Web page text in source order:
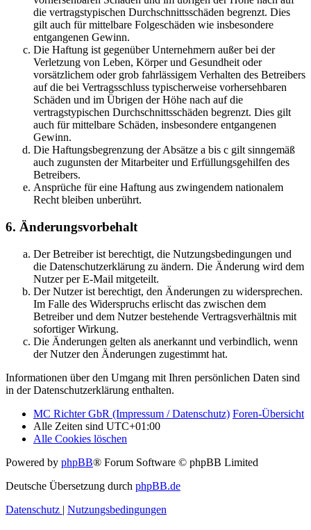
die vertragstypischen Durchschnittsschäden begrenzt. Dies
gilt auch für mittelbare Folgeschäden wie insbesondere
entgangenen Gewinn.
Die Haftung ist gegenüber Unternehmern außer bei der
Verletzung von Leben, Körper und Gesundheit oder
vorsätzlichem oder grob fahrlässigem Verhalten des Betreibers
auf die bei Vertragsschluss typischerweise vorhersehbaren
Schäden und im Übrigen der Höhe nach auf die
vertragstypischen Durchschnittsschäden begrenzt. Dies gilt
auch für mittelbare Schäden, insbesondere entgangenen
Gewinn.
Die Haftungsbegrenzung der Absätze a bis c gilt sinngemäß
auch zugunsten der Mitarbeiter und Erfüllungsgehilfen des
Betreibers.
Ansprüche für eine Haftung aus zwingendem nationalem
Recht bleiben unberührt.
6. Änderungsvorbehalt
Der Betreiber ist berechtigt, die Nutzungsbedingungen und
die Datenschutzerklärung zu ändern. Die Änderung wird dem
Nutzer per E-Mail mitgeteilt.
Der Nutzer ist berechtigt, den Änderungen zu widersprechen.
Im Falle des Widerspruchs erlischt das zwischen dem
Betreiber und dem Nutzer bestehende Vertragsverhältnis mit
sofortiger Wirkung.
Die Änderungen gelten als anerkannt und verbindlich, wenn
der Nutzer den Änderungen zugestimmt hat.
Informationen über den Umgang mit Ihren persönlichen Daten sind
in der Datenschutzerklärung enthalten.
MC Richter GbR (Impressum / Datenschutz) Foren-Übersicht
Alle Zeiten sind UTC+01:00
Alle Cookies löschen
Powered by phpBB® Forum Software © phpBB Limited
Deutsche Übersetzung durch phpBB.de
Datenschutz | Nutzungsbedingungen